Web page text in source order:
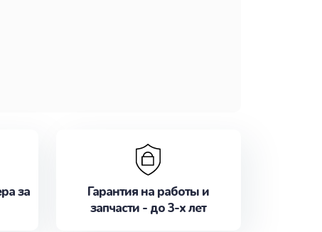
за
Гарантия на работы и
запчасти - до 3-х лет